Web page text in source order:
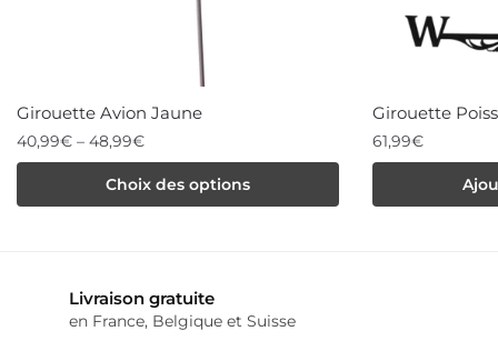
Girouette Avion Jaune
40,99€ – 48,99€
Choix des options
produit
variations.
Girouette
61,99€
Livraison gratuite
en France, Belgique et Suisse